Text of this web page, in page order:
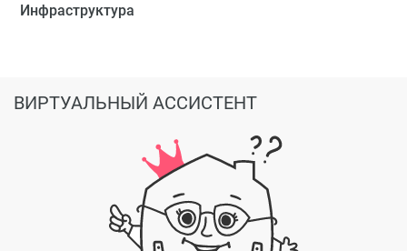
Инфраструктура
ВИРТУАЛЬНЫЙ АССИСТЕНТ